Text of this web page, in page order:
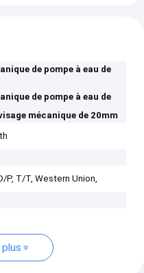
de pompe à eau de
de pompe à eau de
mécanique de 20mm
P, T/T, Western Union,